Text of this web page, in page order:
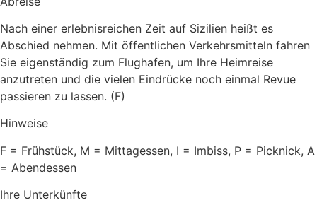
Nach einer erlebnisreichen Zeit auf Sizilien heißt es
Abschied nehmen. Mit öffentlichen Verkehrsmitteln fahren
Sie eigenständig zum Flughafen, um Ihre Heimreise
anzutreten und die vielen Eindrücke noch einmal Revue
passieren zu lassen. (F)
Hinweise
F = Frühstück, M = Mittagessen, I = Imbiss, P = Picknick, A
= Abendessen
Ihre Unterkünfte